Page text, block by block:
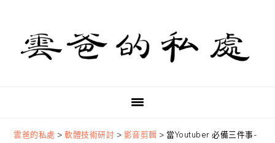
primary
navigation
content
primary
sidebar
雲爸的私處 >軟體技術研討 > 影音剪輯 > 當Youtuber 必備三件事-